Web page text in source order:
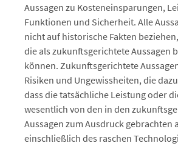
Aussagen zu Kosteneinsparungen,
Funktionen und Sicherheit. Alle
nicht auf historische Fakten
die als zukunftsgerichtete Aussagen
können. Zukunftsgerichtete
Risiken und Ungewissheiten, die
dass die tatsächliche Leistung oder
wesentlich von den in den
Aussagen zum Ausdruck gebrachten
einschließlich des raschen